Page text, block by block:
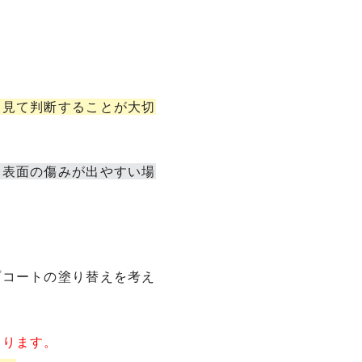
て判断することが大切
面の傷みが出やすい場
ートの塗り替えを考え
ます。